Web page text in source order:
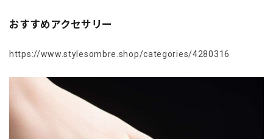
おすすめアクセサリー
https://www.stylesombre.shop/categories/4280316